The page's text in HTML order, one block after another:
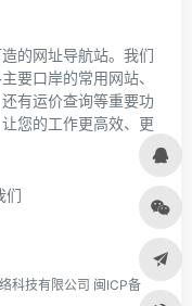
的网址导航站。我们
要口岸的常用网站、
有运价查询等重要功
您的工作更高效、更
们
科技有限公司 闽ICP备